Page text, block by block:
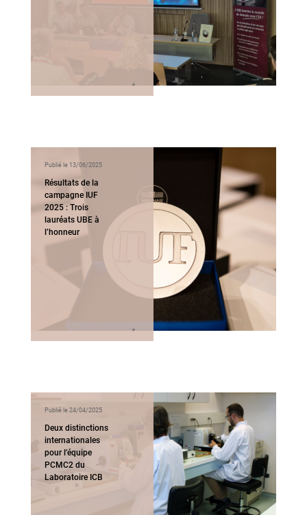
Publié le 13/06/2025
Résultats de la
campagne IUF
2025 : Trois
lauréats UBE à
l’honneur
Publié le 24/04/2025
Deux distinctions
internationales
pour l’équipe
PCMC2 du
Laboratoire ICB